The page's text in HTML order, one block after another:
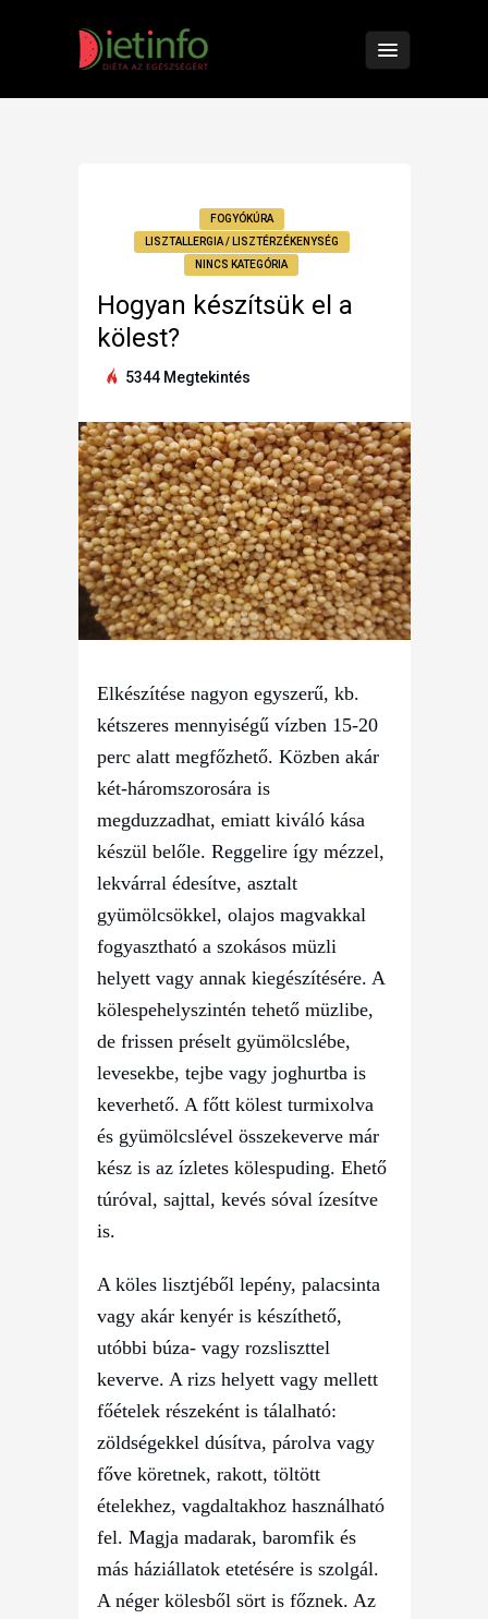
FOGYÓKÚRA
LISZTALLERGIA / LISZTÉRZÉKENYSÉG
NINCS KATEGÓRIA
Hogyan készítsük el a
kölest?
5344 Megtekintés
Elkészítése nagyon egyszerű, kb.
kétszeres mennyiségű vízben 15-20
perc alatt megfőzhető. Közben akár
két-háromszorosára is
megduzzadhat, emiatt kiváló kása
készül belőle. Reggelire így mézzel,
lekvárral édesítve, asztalt
gyümölcsökkel, olajos magvakkal
fogyasztható a szokásos müzli
helyett vagy annak kiegészítésére. A
kölespehelyszintén tehető müzlibe,
de frissen préselt gyümölcslébe,
levesekbe, tejbe vagy joghurtba is
keverhető. A főtt kölest turmixolva
és gyümölcslével összekeverve már
kész is az ízletes kölespuding. Ehető
túróval, sajttal, kevés sóval ízesítve
is.
A köles lisztjéből lepény, palacsinta
vagy akár kenyér is készíthető,
utóbbi búza- vagy rozsliszttel
keverve. A rizs helyett vagy mellett
főételek részeként is tálalható:
zöldségekkel dúsítva, párolva vagy
főve köretnek, rakott, töltött
ételekhez, vagdaltakhoz használható
fel. Magja madarak, baromfik és
más háziállatok etetésére is szolgál.
A néger kölesből sört is főznek. Az